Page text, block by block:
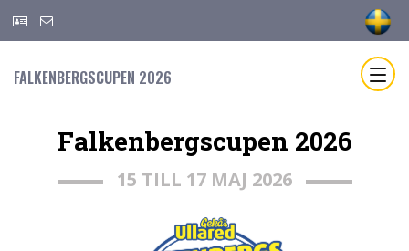
FALKENBERGSCUPEN 2026
Falkenbergscupen 2026
15 TILL 17 MAJ 2026